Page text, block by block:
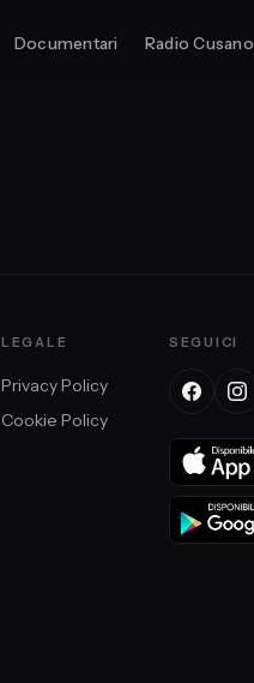
Documentari Radio Cusano
LEGALE
Privacy Policy
Cookie Policy
SEGUICI